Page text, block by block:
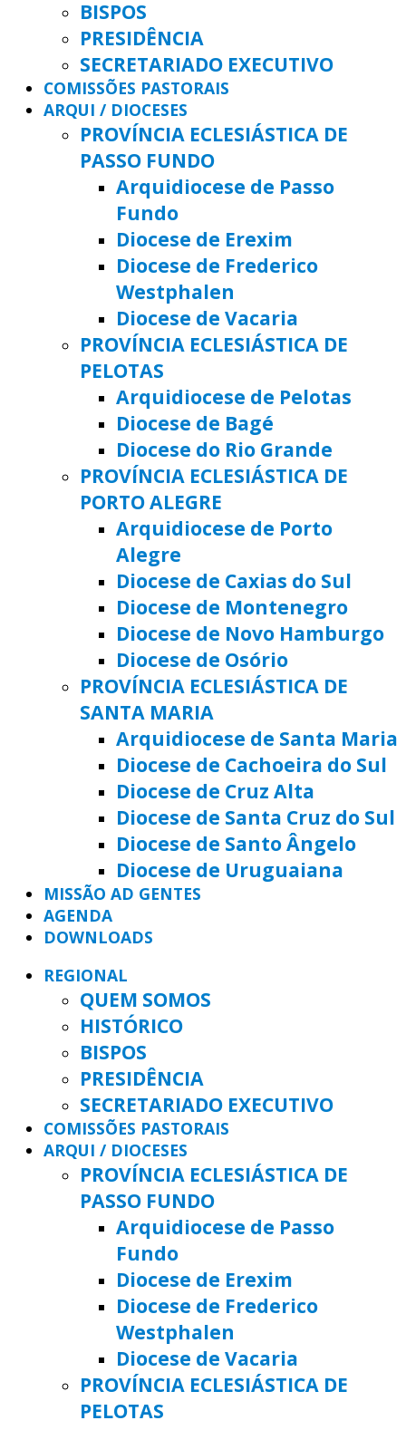
BISPOS
PRESIDÊNCIA
SECRETARIADO EXECUTIVO
COMISSÕES PASTORAIS
ARQUI / DIOCESES
PROVÍNCIA ECLESIÁSTICA DE
PASSO FUNDO
Arquidiocese de Passo
Fundo
Diocese de Erexim
Diocese de Frederico
Westphalen
Diocese de Vacaria
PROVÍNCIA ECLESIÁSTICA DE
PELOTAS
Arquidiocese de Pelotas
Diocese de Bagé
Diocese do Rio Grande
PROVÍNCIA ECLESIÁSTICA DE
PORTO ALEGRE
Arquidiocese de Porto
Alegre
Diocese de Caxias do Sul
Diocese de Montenegro
Diocese de Novo Hamburgo
Diocese de Osório
PROVÍNCIA ECLESIÁSTICA DE
SANTA MARIA
Arquidiocese de Santa Maria
Diocese de Cachoeira do Sul
Diocese de Cruz Alta
Diocese de Santa Cruz do Sul
Diocese de Santo Ângelo
Diocese de Uruguaiana
MISSÃO AD GENTES
AGENDA
DOWNLOADS
REGIONAL
QUEM SOMOS
HISTÓRICO
BISPOS
PRESIDÊNCIA
SECRETARIADO EXECUTIVO
COMISSÕES PASTORAIS
ARQUI / DIOCESES
PROVÍNCIA ECLESIÁSTICA DE
PASSO FUNDO
Arquidiocese de Passo
Fundo
Diocese de Erexim
Diocese de Frederico
Westphalen
Diocese de Vacaria
PROVÍNCIA ECLESIÁSTICA DE
PELOTAS